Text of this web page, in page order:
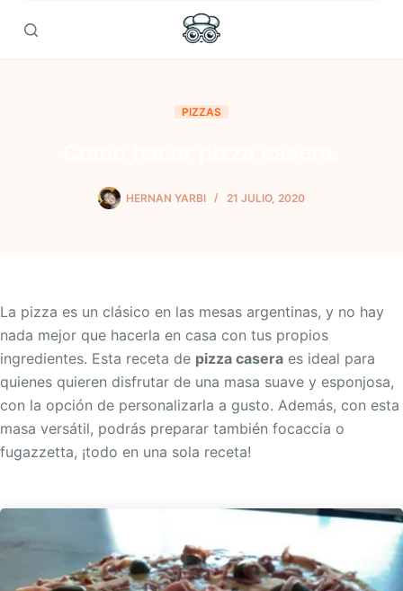
content
PIZZAS
HERNAN YARBI 21 JULIO, 2020
La pizza es un clásico en las mesas argentinas, y no hay
nada mejor que hacerla en casa con tus propios
ingredientes. Esta receta de pizza casera es ideal para
quienes quieren disfrutar de una masa suave y esponjosa,
con la opción de personalizarla a gusto. Además, con esta
masa versátil, podrás preparar también focaccia o
fugazzetta, ¡todo en una sola receta!